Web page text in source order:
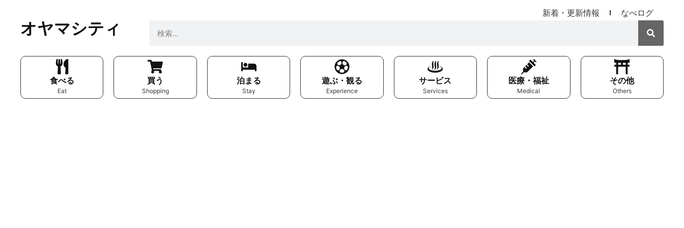
新着・更新情報 なべログ
オヤマシティ
食べる
Eat
買う
Shopping
泊まる
Stay
遊ぶ・観る
Experience
サービス
Services
医療・福祉
Medical
その他
Others